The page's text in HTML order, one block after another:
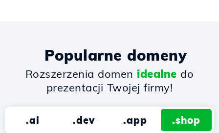
Popularne domeny
Rozszerzenia domen idealne do
prezentacji Twojej firmy!
.ai .dev .app .shop